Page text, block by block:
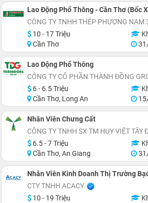
Lao Động Phổ Thông - Cần Thơ (Bốc
CÔNG TY TNHH THÉP PHƯƠNG NAM
10 - 17 Triệu
Cần Thơ
Lao Động Phổ Thông
CÔNG TY CỔ PHẦN THÀNH ĐỒNG
6 - 6.5 Triệu
Cần Thơ, Long An
Nhân Viên Chưng Cất
CÔNG TY TNHH SX TM HUY VIỆT TÂY
6.5 - 7 Triệu
Cần Thơ, An Giang
Nhân Viên Kinh Doanh Thị Trường
CTY TNHH ACACY
10 - 19 Triệu